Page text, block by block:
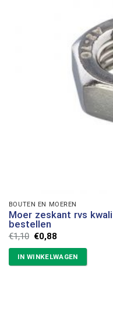
BOUTEN EN MOEREN
Moer zeskant rvs
bestellen
€1,10 Oorspronkelijke
was:
€1,10.
€0,88Huidige
is:
€0,88.
IN WINKELWAGEN